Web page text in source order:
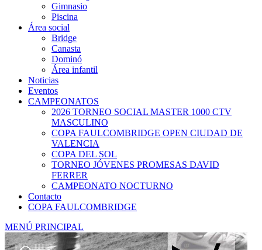
Gimnasio
Piscina
Área social
Bridge
Canasta
Dominó
Área infantil
Noticias
Eventos
CAMPEONATOS
2026 TORNEO SOCIAL MASTER 1000 CTV
MASCULINO
COPA FAULCOMBRIDGE OPEN CIUDAD DE
VALENCIA
COPA DEL SOL
TORNEO JÓVENES PROMESAS DAVID
FERRER
CAMPEONATO NOCTURNO
Contacto
COPA FAULCOMBRIDGE
MENÚ PRINCIPAL